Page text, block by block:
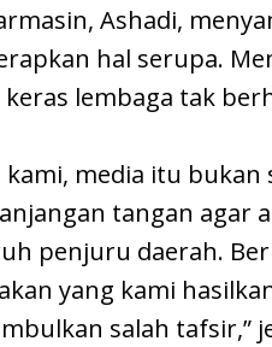
Ashadi,
hal serupa.
keras lembaga tak
kami, media itu
tangan agar
penjuru daerah.
yang kami
salah tafsir,”